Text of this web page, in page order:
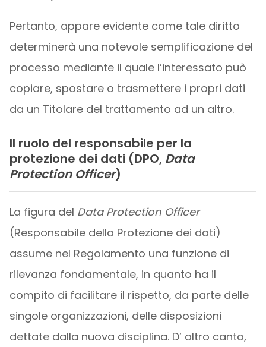
Pertanto, appare evidente come tale diritto
determinerà una notevole semplificazione del
processo mediante il quale l’interessato può
copiare, spostare o trasmettere i propri dati
da un Titolare del trattamento ad un altro.
Il ruolo del responsabile per la
protezione dei dati (DPO, Data
Protection Officer)
La figura del Data Protection Officer
(Responsabile della Protezione dei dati)
assume nel Regolamento una funzione di
rilevanza fondamentale, in quanto ha il
compito di facilitare il rispetto, da parte delle
singole organizzazioni, delle disposizioni
dettate dalla nuova disciplina. D’ altro canto,